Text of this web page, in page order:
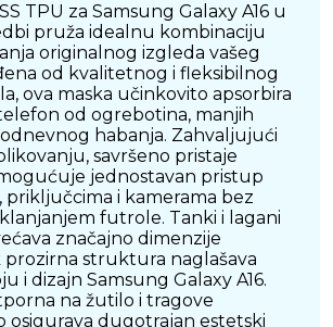
TPU za Samsung Galaxy A16 u
pruža idealnu kombinaciju
originalnog izgleda vašeg
od kvalitetnog i fleksibilnog
ova maska učinkovito apsorbira
od ogrebotina, manjih
habanja. Zahvaljujući
savršeno pristaje
jednostavan pristup
priključcima i kamerama bez
futrole. Tanki i lagani
značajno dimenzije
struktura naglašava
i dizajn Samsung Galaxy A16.
na žutilo i tragove
osigurava dugotrajan estetski